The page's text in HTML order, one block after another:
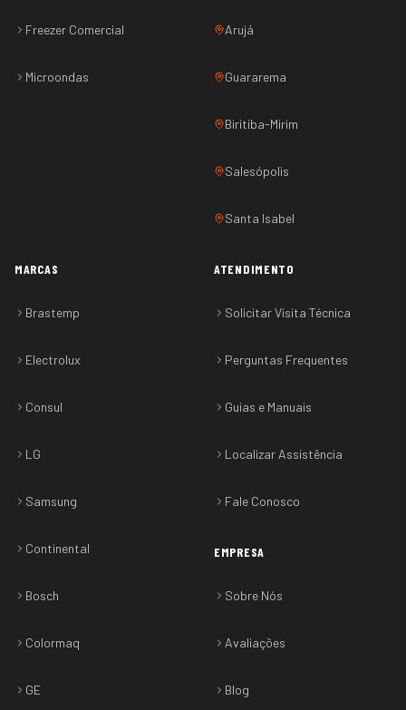
Freezer Comercial
Microondas
Arujá
Guararema
Biritiba-Mirim
Salesópolis
Santa Isabel
MARCAS
Brastemp
Electrolux
Consul
LG
Samsung
Continental
Bosch
Colormaq
GE
ATENDIMENTO
Solicitar Visita Técnica
Perguntas Frequentes
Guias e Manuais
Localizar Assistência
Fale Conosco
EMPRESA
Sobre Nós
Avaliações
Blog